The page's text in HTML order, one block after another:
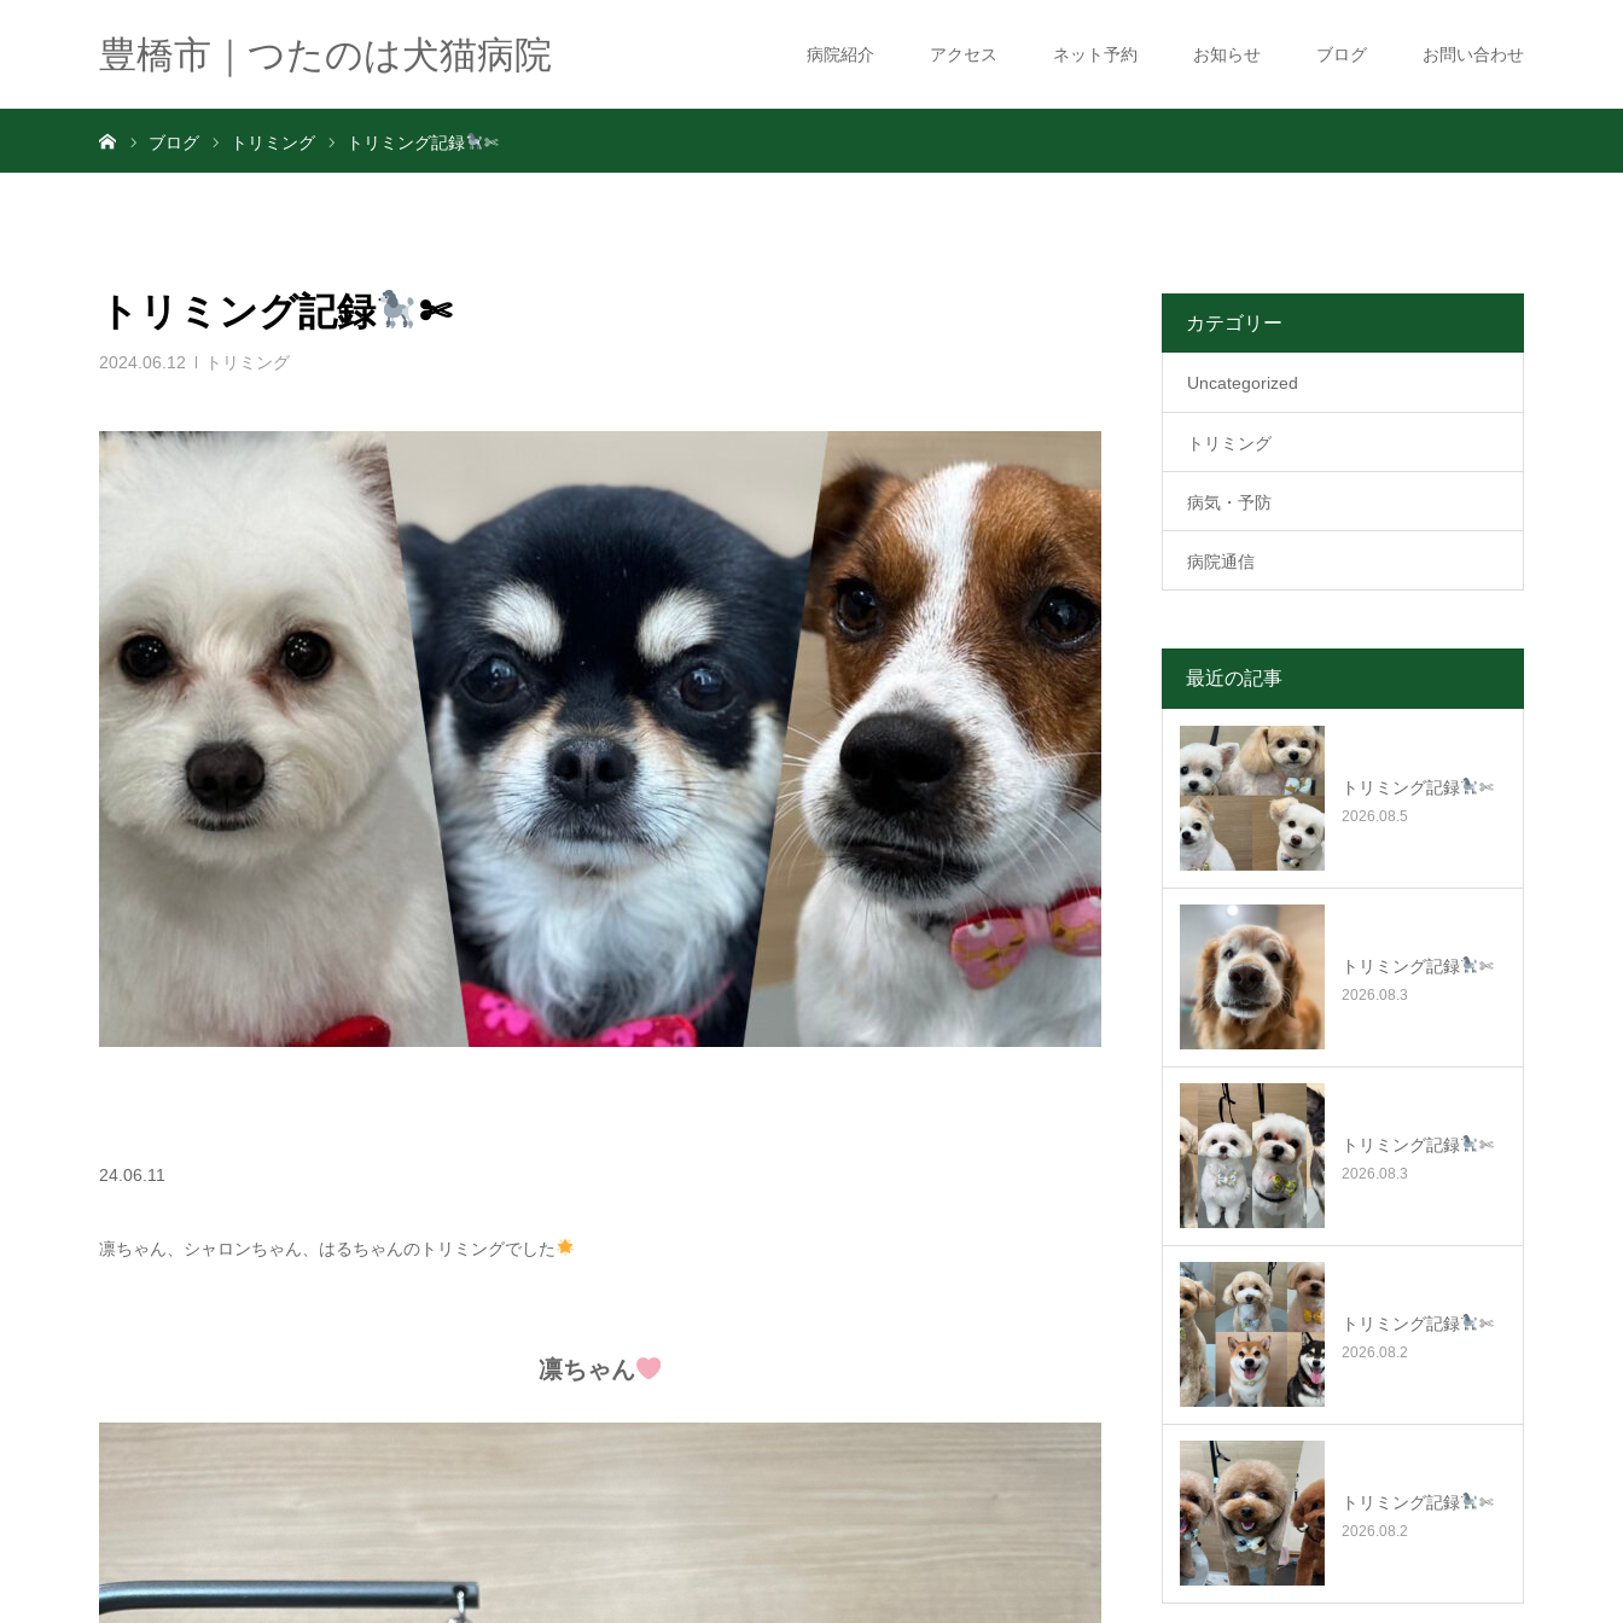
豊橋市｜つたのは犬猫病院 病院紹介 アクセス ネット予約 お知らせ ブログ お問い合わせ
ブログ トリミング トリミング記録 ✄
トリミング記録 ✄
2024.06.12 トリミング
24.06.11
凛ちゃん、シャロンちゃん、はるちゃんのトリミングでした
凛ちゃん
カテゴリー
Uncategorized
トリミング
病気・予防
病院通信
最近の記事
トリミング記録 ✄
2026.08.5
トリミング記録 ✄
2026.08.3
トリミング記録 ✄
2026.08.3
トリミング記録 ✄
2026.08.2
トリミング記録 ✄
2026.08.2